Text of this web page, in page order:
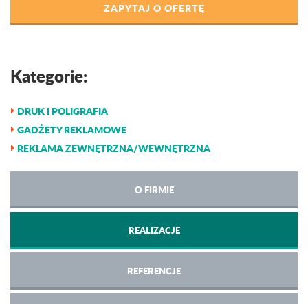
ZAPYTAJ O OFERTĘ
Kategorie:
DRUK I POLIGRAFIA
GADŻETY REKLAMOWE
REKLAMA ZEWNĘTRZNA/WEWNĘTRZNA
O FIRMIE
REALIZACJE
REFERENCJE